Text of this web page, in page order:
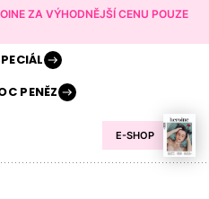
ZA VÝHODNĚJŠÍ CENU POUZE
E-SHOP
PENĚZ